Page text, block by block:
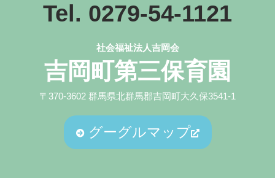
Tel. 0279-54-1121
社会福祉法人吉岡会
吉岡町第三保育園
〒370-3602 群馬県北群馬郡吉岡町大久保3541-1
グーグルマップ